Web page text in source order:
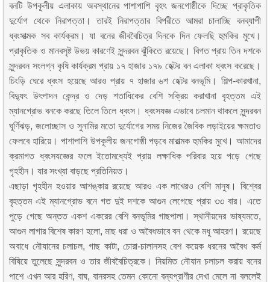
বনটি উপকূলীয় এলাকায় অবস্থানের পাশাপাশি বৃহৎ জনগোষ্ঠীকে দিচ্ছে প্রাকৃতিক
দুর্যোগ থেকে নিরাপত্তা। তারই নিরাপত্তার বিপরীতে আমরা চালাচ্ছি বনব্যাপী
ধ্বংসাত্মক সব কার্যক্রম। যা বনের জীববৈচিত্র দিনকে দিন ফেলছি হুমকির মুখে।
প্রাকৃতিক ও মানবসৃষ্ট উভয় কারণেই সুন্দরবন ঝুঁকিতে রয়েছে। বিগত প্রায় তিন দশকে
সুন্দরবন সংলগ্ন কৃষি কার্যক্রম প্রায় ১৭ হাজার ১৭৯ হেক্টর বন এলাকা ধ্বংস করেছে।
চিংড়ি ঘেরে ধ্বংস হয়েছে আরও প্রায় ৭ হাজার ৬শ হেক্টর বনভূমি। শিল্প-কারখানা,
বিদ্যুৎ উৎপাদন কেন্দ্র ও দেড় শতাধিকের বেশি সক্রিয় করাখানা বৃহত্তম এই
ম্যানগ্রোভ বনকে করছে তিলে তিলে ধ্বংস। ধ্বংসযজ্ঞ এভাবে চলমান থাকলে সুন্দরবন
ঘূর্ণিঝড়, জলোচ্ছাস ও সুনামির মতো দুর্যোগের সময় নিজের জৈবিক লড়াইয়ের ক্ষমতাও
ফেলবে হারিয়ে। পাশাপাশি উপকূলীয় জনগোষ্ঠী পড়বে মারাত্মক হুমকির মুখে। আমাদের
ক্রমাগত ধ্বংসযজ্ঞের ফলে ইতোমধ্যেই প্রায় লক্ষাধিক পরিবার হয়ে পড়ে গেছে
গৃহহীন। যার সংখ্যা বাড়ছে প্রতিনিয়ত।
এছাড়া গৃহহীন হওয়ার আশঙ্কায় রয়েছে আরও এক লাখেরও বেশি মানুষ। বিশ্বের
বৃহত্তম এই ম্যানগ্রোভ বনে গত দুই দশকে আগুন লেগেছে প্রায় ৩৩ বার। এতে
পুড়ে গেছে অন্তত একশ একরের বেশি বনভূমির গাছপালা। স্থানীয়দের ভাষ্যমতে,
আগুন লাগার বিশেষ কারণ হলো, মাছ ধরা ও অবৈধভাবে বন থেকে মধু আহরণ। রয়েছে
অবাধে নৌযানের চলাচল, গাছ কাটা, চোরা-চালানসহ বেশ কয়েক ধরনের অবৈধ কর্ম
বিষিয়ে তুলেছে সুন্দরবন ও তার জীববৈচিত্রকে। নিয়মিত নৌযান চলাচল করায় বনের
পাশে এখন আর হরিণ, বাঘ, বানরসহ তেমন কোনো বন্যপ্রাণীর দেখা মেলে না বললেই